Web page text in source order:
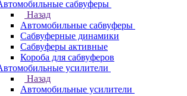
сабвуферы
Назад
Автомобильные сабвуферы
Сабвуферные динамики
Сабвуферы активные
Короба для сабвуферов
усилители
Назад
Автомобильные усилители